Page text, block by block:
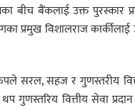
बीच बैंकलाई उक्त पुरस्कार
प्रमुख विशालराज कार्कीलाई
सरल, सहज र गुणस्तरीय
वित्तीय सेवा प्रदान